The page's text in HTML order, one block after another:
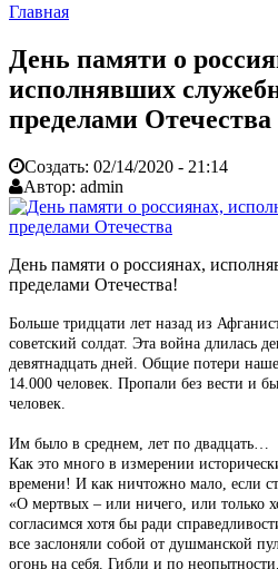
Главная
День памяти о
исполнявших
пределами Отечества
Создать: 02/14/2020 - 21:14
Автор: admin
День памяти о россиянах,
пределами Отечества!
Больше тридцати лет назад из
советский солдат. Эта война длилась
девятнадцать дней. Общие потери
14.000 человек. Пропали без вести и
человек.
Им было в среднем, лет по двадцать…
Как это много в измерении
времени! И как ничтожно мало, если
«О мертвых – или ничего, или только
согласимся хотя бы ради
все заслоняли собой от душманской
огонь на себя. Гибли и по